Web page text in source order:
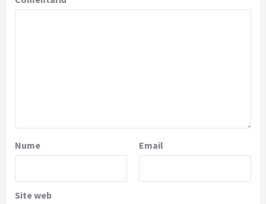
Nume Email
Site web